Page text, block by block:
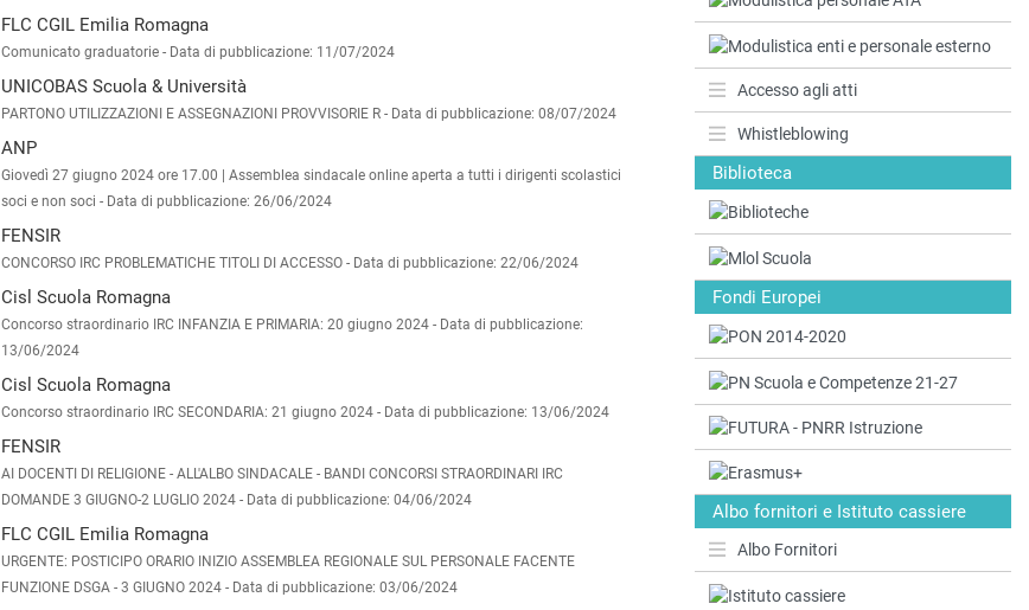
FLC CGIL Emilia Romagna
Comunicato graduatorie - Data di pubblicazione: 11/07/2024
UNICOBAS Scuola & Università
PARTONO UTILIZZAZIONI E ASSEGNAZIONI PROVVISORIE R - Data di pubblicazione: 08/07/2024
ANP
Giovedì 27 giugno 2024 ore 17.00 | Assemblea sindacale online aperta a tutti i dirigenti scolastici
soci e non soci - Data di pubblicazione: 26/06/2024
FENSIR
CONCORSO IRC PROBLEMATICHE TITOLI DI ACCESSO - Data di pubblicazione: 22/06/2024
Cisl Scuola Romagna
Concorso straordinario IRC INFANZIA E PRIMARIA: 20 giugno 2024 - Data di pubblicazione:
13/06/2024
Cisl Scuola Romagna
Concorso straordinario IRC SECONDARIA: 21 giugno 2024 - Data di pubblicazione: 13/06/2024
FENSIR
AI DOCENTI DI RELIGIONE - ALL'ALBO SINDACALE - BANDI CONCORSI STRAORDINARI IRC
DOMANDE 3 GIUGNO-2 LUGLIO 2024 - Data di pubblicazione: 04/06/2024
FLC CGIL Emilia Romagna
URGENTE: POSTICIPO ORARIO INIZIO ASSEMBLEA REGIONALE SUL PERSONALE FACENTE
FUNZIONE DSGA - 3 GIUGNO 2024 - Data di pubblicazione: 03/06/2024
Accesso agli atti
Whistleblowing
Biblioteca
Fondi Europei
Albo fornitori e Istituto cassiere
Albo Fornitori